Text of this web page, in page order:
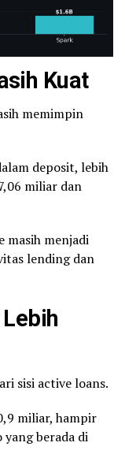
Kuat
memimpin
deposit, lebih
miliar dan
masih menjadi
lending dan
sisi active loans.
miliar, hampir
berada di